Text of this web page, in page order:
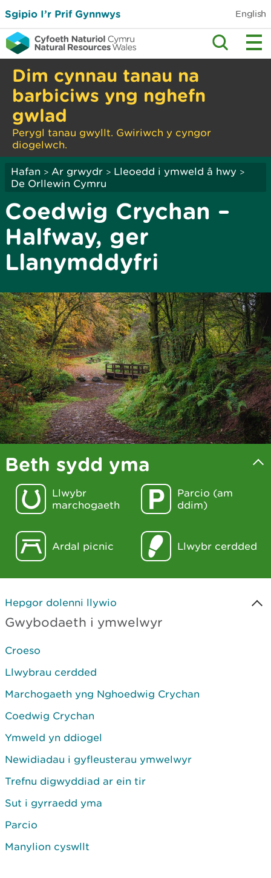
Sgipio I’r Prif Gynnwys English
Dim cynnau tanau na
barbiciws yng nghefn
gwlad
Perygl tanau gwyllt. Gwiriwch y cyngor
diogelwch.
Hafan > Ar grwydr > Lleoedd i ymweld â hwy >
De Orllewin Cymru
Coedwig Crychan –
Halfway, ger
Llanymddyfri
Beth sydd yma
Llwybr
marchogaeth
Parcio (am
ddim)
Ardal picnic Llwybr cerdded
Hepgor dolenni llywio
Gwybodaeth i ymwelwyr
Croeso
Llwybrau cerdded
Marchogaeth yng Nghoedwig Crychan
Coedwig Crychan
Ymweld yn ddiogel
Newidiadau i gyfleusterau ymwelwyr
Trefnu digwyddiad ar ein tir
Sut i gyrraedd yma
Parcio
Manylion cyswllt